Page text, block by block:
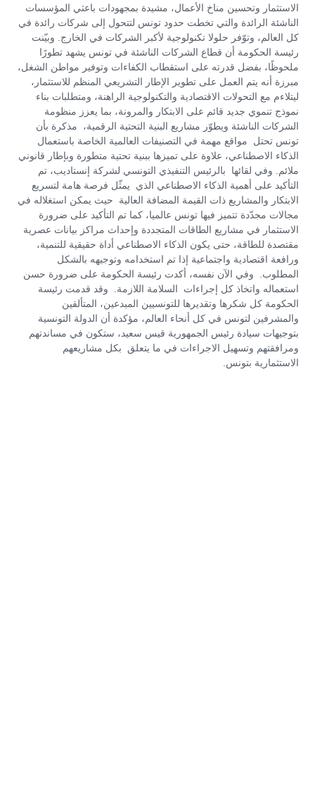
الاستثمار وتحسين مناخ الأعمال، مشيدة بمجهودات باعثي المؤسسات
الناشئة الرائدة والتي تخطت حدود تونس لتتحول إلى شركات رائدة في
كل العالم، وتوّفر حلولا تكنولوجية لأكبر الشركات في الخارج. وبيّنت
رئيسة الحكومة أن قطاع الشركات الناشئة في تونس يشهد تطورًا
ملحوظًا، بفضل قدرته على استقطاب الكفاءات وتوفير مواطن الشغل،
مبرزة أنه يتم العمل على تطوير الإطار التشريعي المنظم للاستثمار،
ليتلاءم مع التحولات الاقتصادية والتكنولوجية الراهنة، ومتطلبات بناء
نموذج تنموي جديد قائم على الابتكار والمرونة، بما يعزز منظومة
الشركات الناشئة ويطوّر مشاريع البنية التحتية الرقمية، مذكرة بأن
تونس تحتل مواقع مهمة في التصنيفات العالمية الخاصة باستعمال
الذكاء الاصطناعي، علاوة على تميزها ببنية تحتية متطورة وبإطار قانوني
ملائم. وفي لقائها بالرئيس التنفيذي التونسي لشركة إنستاديب، تم
التأكيد على أهمية الذكاء الاصطناعي الذي يمثّل فرصة هامة لتسريع
الابتكار والمشاريع ذات القيمة المضافة العالية حيث يمكن استغلاله في
مجالات مجدّدة تتميز فيها تونس عالميا، كما تم التأكيد على ضرورة
الاستثمار في مشاريع الطاقات المتجددة وإحداث مراكز بيانات عصرية
مقتصدة للطاقة، حتى يكون الذكاء الاصطناعي أداة حقيقية للتنمية،
ورافعة اقتصادية واجتماعية إذا تم استخدامه وتوجيهه بالشكل
المطلوب. وفي الآن نفسه، أكدت رئيسة الحكومة على ضرورة حسن
استعماله واتخاذ كل إجراءات السلامة اللازمة. وقد قدمت رئيسة
الحكومة كل شكرها وتقديرها للتونسيين المبدعين، المتألقين
والمشرفين لتونس في كل أنحاء العالم، مؤكدة أن الدولة التونسية
بتوجيهات سيادة رئيس الجمهورية قيس سعيد، ستكون في مساندتهم
ومرافقتهم وتسهيل الاجراءات في ما يتعلق بكل مشاريعهم
الاستثمارية بتونس.